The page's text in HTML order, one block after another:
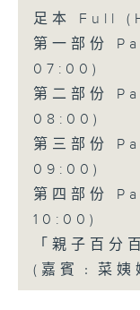
足本 Full
第一部份
07:00)
第二部份
08:00)
第三部份
09:00)
第四部份
10:00)
「親子百分
(嘉賓﹕菜姨